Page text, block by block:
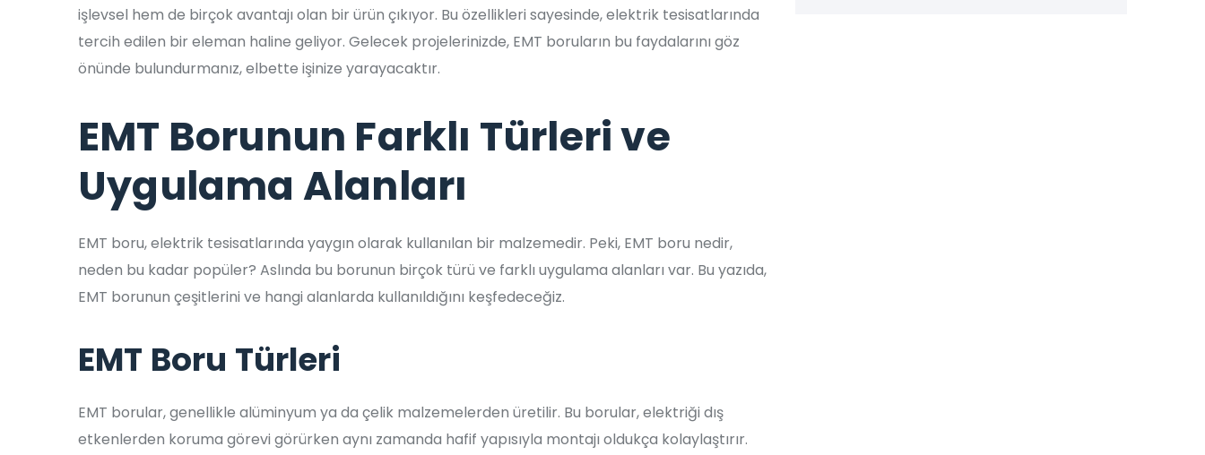
işlevsel hem de birçok avantajı olan bir ürün çıkıyor. Bu özellikleri sayesinde, elektrik tesisatlarında
tercih edilen bir eleman haline geliyor. Gelecek projelerinizde, EMT boruların bu faydalarını göz
önünde bulundurmanız, elbette işinize yarayacaktır.
EMT Borunun Farklı Türleri ve
Uygulama Alanları
EMT boru, elektrik tesisatlarında yaygın olarak kullanılan bir malzemedir. Peki, EMT boru nedir,
neden bu kadar popüler? Aslında bu borunun birçok türü ve farklı uygulama alanları var. Bu yazıda,
EMT borunun çeşitlerini ve hangi alanlarda kullanıldığını keşfedeceğiz.
EMT Boru Türleri
EMT borular, genellikle alüminyum ya da çelik malzemelerden üretilir. Bu borular, elektriği dış
etkenlerden koruma görevi görürken aynı zamanda hafif yapısıyla montajı oldukça kolaylaştırır.